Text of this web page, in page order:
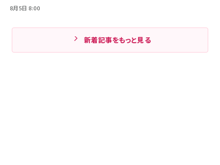
8月5日 8:00
新着記事をもっと見る